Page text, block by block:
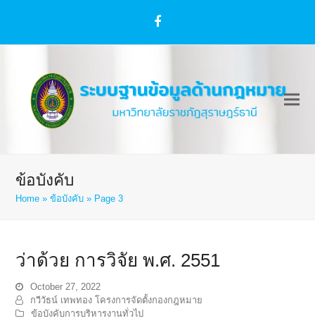
Facebook
ข้อบังคับ
Home »ข้อบังคับ » Page 3
ว่าด้วย การวิจัย พ.ศ. 2551
October 27, 2022
กวีวัธน์ เทพทอง โครงการจัดตั้งกองกฎหมาย
ข้อบังคับการบริหารงานทั่วไป